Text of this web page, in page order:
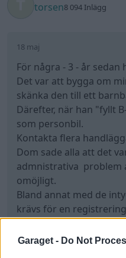
Garaget - Do Not
torsen8 094 Inlägg
18 maj
För några - 3 - år sedan
Det var att bygga om
skänka den till ett
Därefter, när han "fyllt
som personbil.
Kontakta flera
Dom sade alla att det
admnistrativa problem
omöjligt.
Bland annat med de
krävs för en
personbil.